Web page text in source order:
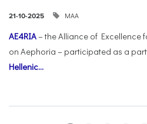
21-10-2025 ΜΑΑ
AE4RIA– the Alliance of
on Aephoria – participated as a
Hellenic...